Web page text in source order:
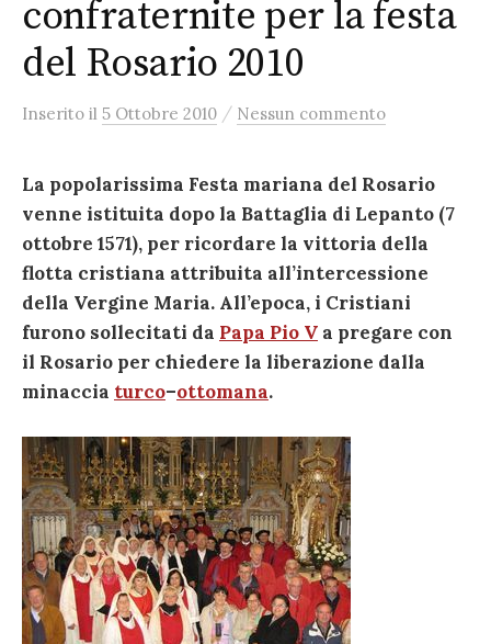
confraternite per la festa
del Rosario 2010
Inserito il 5 Ottobre 2010 / Nessun commento
La popolarissima Festa mariana del Rosario
venne istituita dopo la Battaglia di Lepanto (7
ottobre 1571), per ricordare la vittoria della
flotta cristiana attribuita all’intercessione
della Vergine Maria. All’epoca, i Cristiani
furono sollecitati da Papa Pio V a pregare con
il Rosario per chiedere la liberazione dalla
minaccia turco–ottomana.